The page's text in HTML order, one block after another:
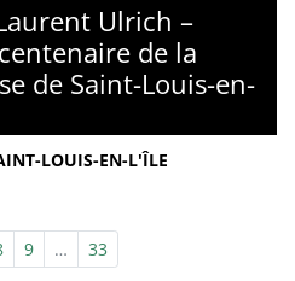
Ulrich –
de la
de Saint-Louis-en-
LOUIS-EN-L'ÎLE
9 … 33